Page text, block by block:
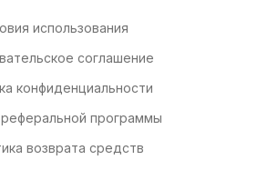
использования
соглашение
конфиденциальности
программы
возврата средств